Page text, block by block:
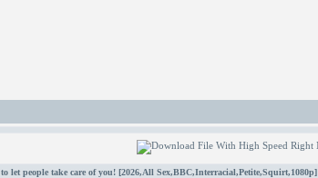
let people take care of you! [2026,All Sex,BBC,Interracial,Petite,Squirt,1080p]